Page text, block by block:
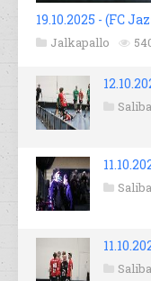
19.10.2025 - (FC
Jalkapallo